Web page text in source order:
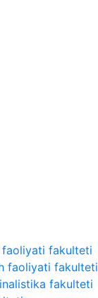
fakulteti
faoliyati fakulteti
fakulteti